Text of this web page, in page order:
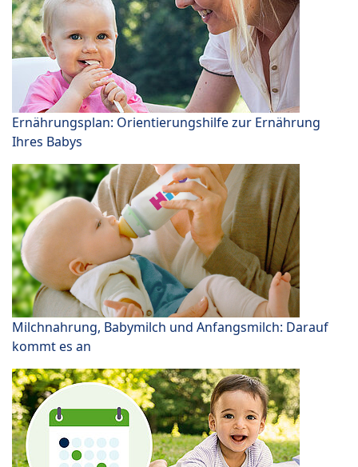
Ernährungsplan: Orientierungshilfe zur Ernährung
Ihres Babys
Milchnahrung, Babymilch und Anfangsmilch: Darauf
kommt es an